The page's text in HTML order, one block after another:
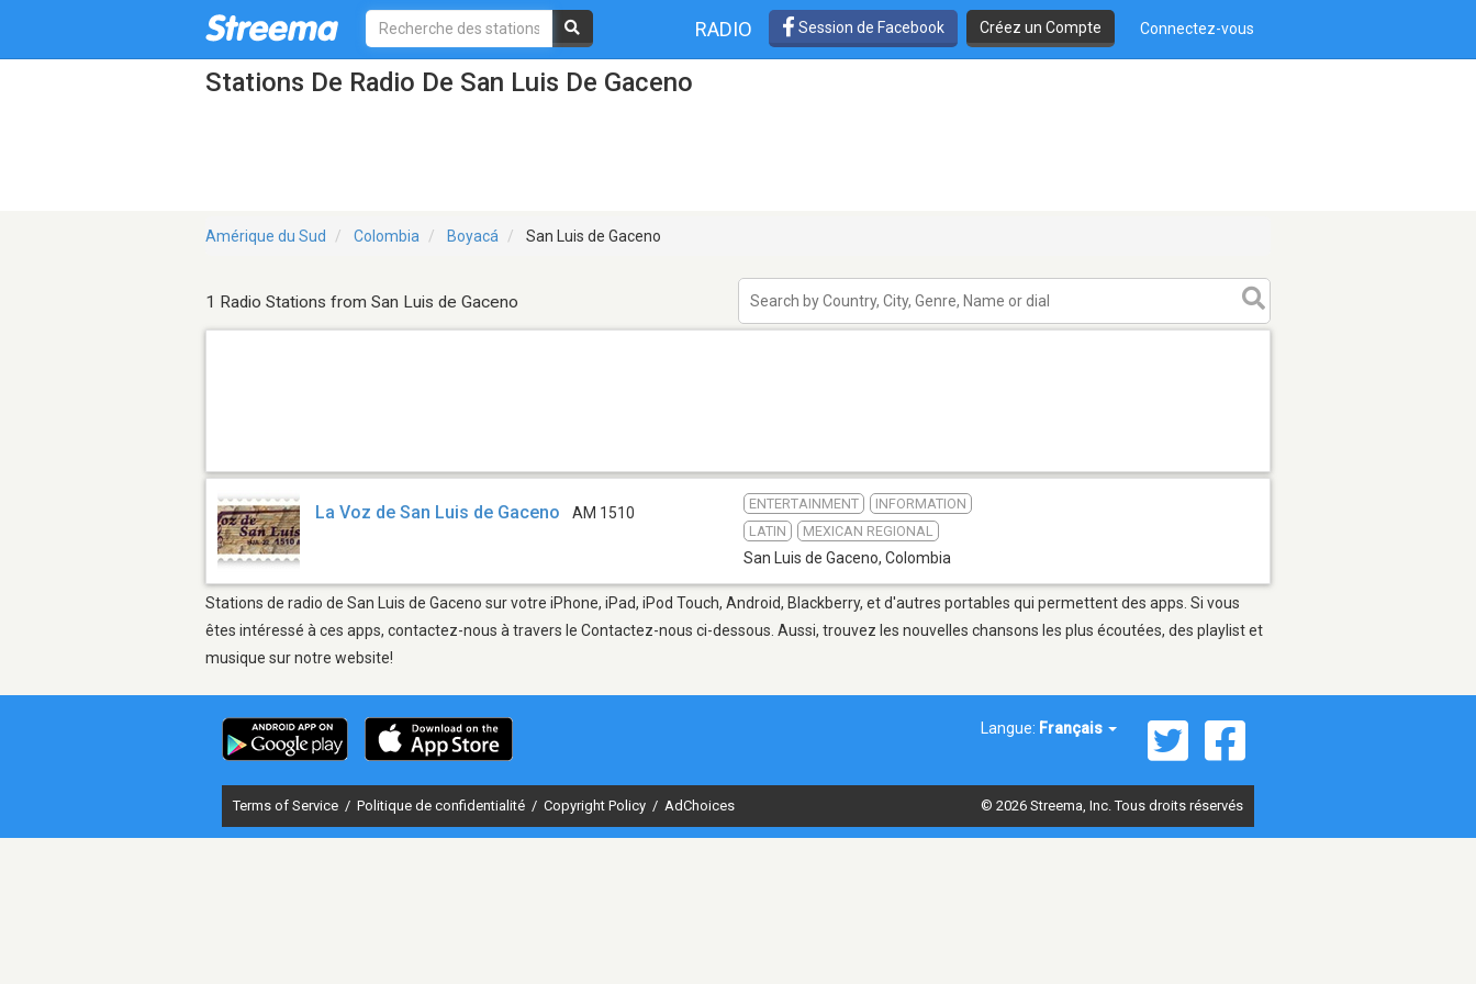
RADIO Session de Facebook Créez un Compte Connectez-vous
Stations De Radio De San Luis De Gaceno
Amérique du Sud Colombia Boyacá San Luis de Gaceno
1 Radio Stations from San Luis de Gaceno
La Voz de San Luis de Gaceno AM 1510
ENTERTAINMENT
INFORMATION
LATIN
MEXICAN REGIONAL
San Luis de Gaceno, Colombia
Stations de radio de San Luis de Gaceno sur votre iPhone, iPad, iPod Touch, Android, Blackberry, et d'autres portables qui permettent des apps. Si vous
êtes intéressé à ces apps, contactez-nous à travers le Contactez-nous ci-dessous. Aussi, trouvez les nouvelles chansons les plus écoutées, des playlist et
musique sur notre website!
Langue: Français
Terms of Service / Politique de confidentialité / Copyright Policy / AdChoices © 2026 Streema, Inc. Tous droits réservés